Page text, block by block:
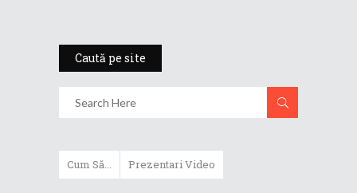
Caută pe site
Cum Să... Prezentari Video